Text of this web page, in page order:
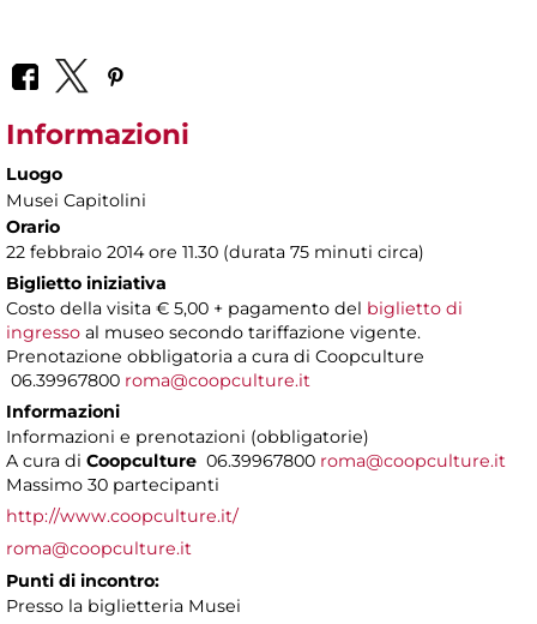
Informazioni
Luogo
Musei Capitolini
Orario
22 febbraio 2014 ore 11.30 (durata 75 minuti circa)
Biglietto iniziativa
Costo della visita € 5,00 + pagamento del biglietto di
ingresso al museo secondo tariffazione vigente.
Prenotazione obbligatoria a cura di Coopculture
06.39967800 roma@coopculture.it
Informazioni
Informazioni e prenotazioni (obbligatorie)
A cura di Coopculture 06.39967800 roma@coopculture.it
Massimo 30 partecipanti
http://www.coopculture.it/
roma@coopculture.it
Punti di incontro:
Presso la biglietteria Musei